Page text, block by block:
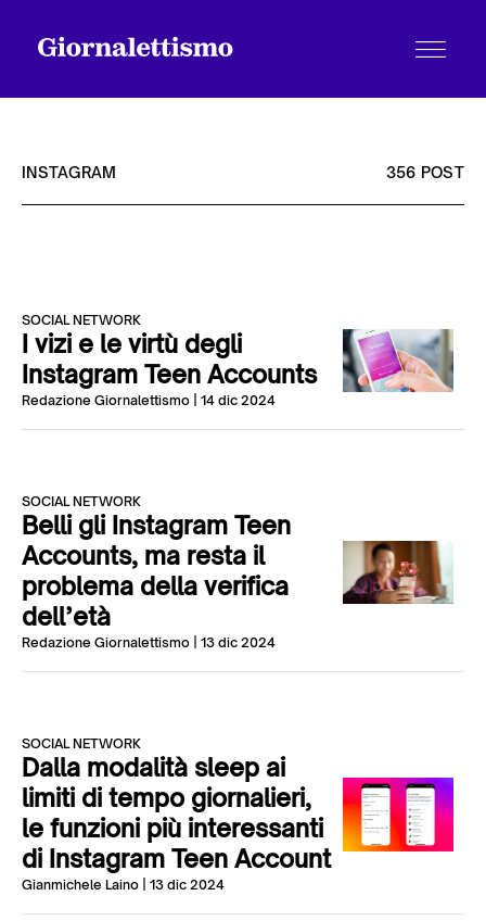
Chi siamo
Contatti
INSTAGRAM 356 POST
SOCIAL NETWORK
I vizi e le virtù degli
Instagram Teen Accounts
Redazione Giornalettismo | 14 dic 2024
SOCIAL NETWORK
Belli gli Instagram Teen
Accounts, ma resta il
problema della verifica
dell’età
Redazione Giornalettismo | 13 dic 2024
SOCIAL NETWORK
Dalla modalità sleep ai
limiti di tempo giornalieri,
le funzioni più interessanti
di Instagram Teen Account
Gianmichele Laino | 13 dic 2024